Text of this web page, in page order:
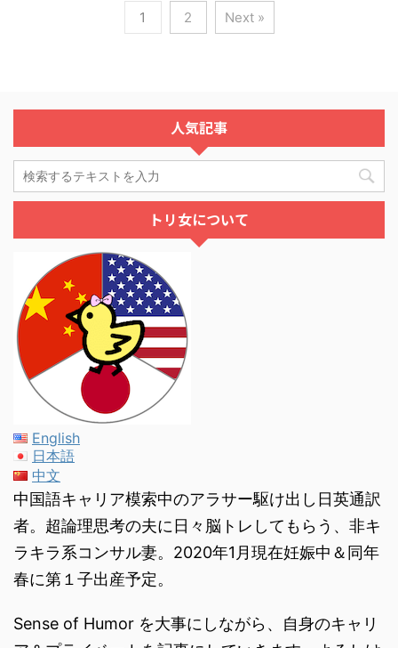
1 2 Next »
人気記事
トリ女について
English
日本語
中文
中国語キャリア模索中のアラサー駆け出し日英通訳
者。超論理思考の夫に日々脳トレしてもらう、非キ
ラキラ系コンサル妻。2020年1月現在妊娠中＆同年
春に第１子出産予定。
Sense of Humor を大事にしながら、自身のキャリ